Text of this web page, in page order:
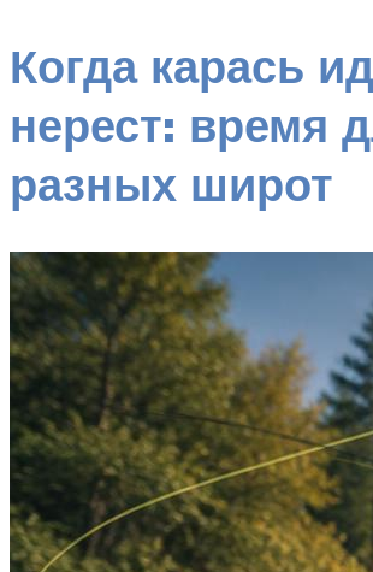
Когда карась
нерест: время
разных широт